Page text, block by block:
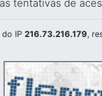
tentativas de
do IP 216.73.216.179,